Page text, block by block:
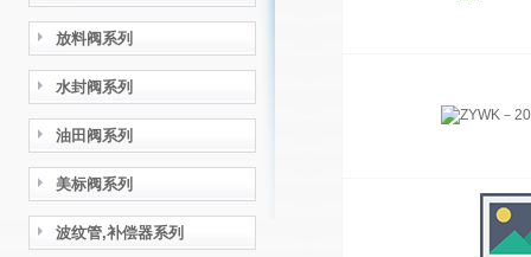
放料阀系列
水封阀系列
油田阀系列
美标阀系列
波纹管,补偿器系列